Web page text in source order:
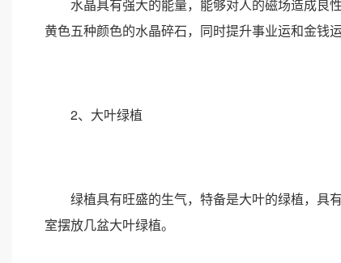
水晶具有强大的能量，能够对人的磁场造成良
黄色五种颜色的水晶碎石，同时提升事业运和金钱运
2、大叶绿植
绿植具有旺盛的生气，特备是大叶的绿植，具
室摆放几盆大叶绿植。